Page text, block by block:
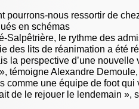
pourrons-nous ressortir de
en schémas
Salpêtrière, le rythme des
des lits de réanimation a été
la perspective d’une
témoigne Alexandre
comme une équipe de foot qui
de le rejouer le lendemain »,